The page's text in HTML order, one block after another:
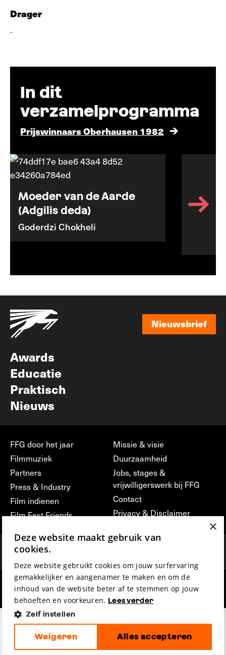
Drager
-
In dit
verzamelprogramma
Prijswinnaars Oberhausen 1982
Moeder van de Aarde
(Adgilis deda)
Goderdzi Chokheli
Nieuwsbrief
Awards
Educatie
Praktisch
Nieuws
FFG door het jaar
Filmmuziek
Partners
Press & Industry
Film indienen
Film Fest Friends
Missie & visie
Duurzaamheid
Jobs, stages &
vrijwilligerswerk bij FFG
Contact
Privacy & Disclaimer
hosted by made by
×
Deze website maakt gebruik van
cookies.
Deze website gebruikt cookies om jouw surfervaring
gemakkelijker en aangenamer te maken en om de
inhoud van de website beter af te stemmen op jouw
behoeften en voorkeuren. Lees verder
Zelf instellen
Alles accepteren
Weigeren